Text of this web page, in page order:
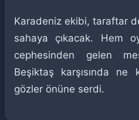
Karadeniz ekibi, taraftar
sahaya çıkacak. Hem
cephesinden gelen
Beşiktaş karşısında ne
gözler önüne serdi.